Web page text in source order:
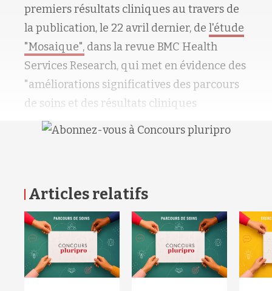
premiers résultats cliniques au travers de
la publication, le 22 avril dernier, de l'étude
"Mosaique", dans la revue BMC Health
Services Research, qui met en évidence des
"améliorations significatives des parcours
de soins et des résultats cliniques
Articles relatifs RETOUR HAUT DE PAGE